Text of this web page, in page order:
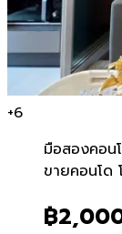
+6
มือสองคอน
ขายค
ขายคอนโด
฿